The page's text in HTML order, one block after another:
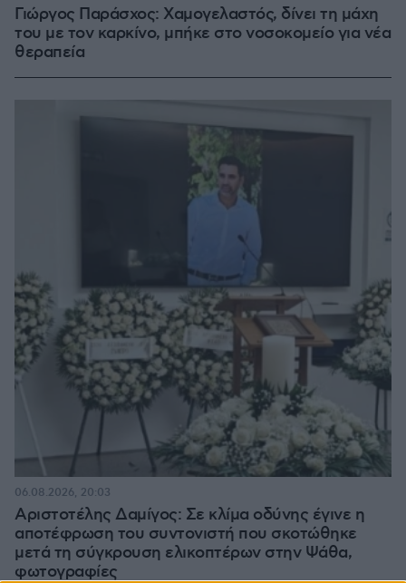
Γιώργος Παράσχος: Χαμογελαστός, δίνει τη μάχη
του με τον καρκίνο, μπήκε στο νοσοκομείο για νέα
θεραπεία
Αριστοτέλης Δαμίγος: Σε κλίμα οδύνης έγινε η
αποτέφρωση του συντονιστή που σκοτώθηκε
μετά τη σύγκρουση ελικοπτέρων στην Ψάθα,
φωτογραφίες
06.08.2026, 20:03